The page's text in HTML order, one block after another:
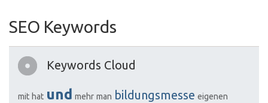
SEO Keywords
Keywords Cloud
mit hat und mehr man bildungsmesse eigenen